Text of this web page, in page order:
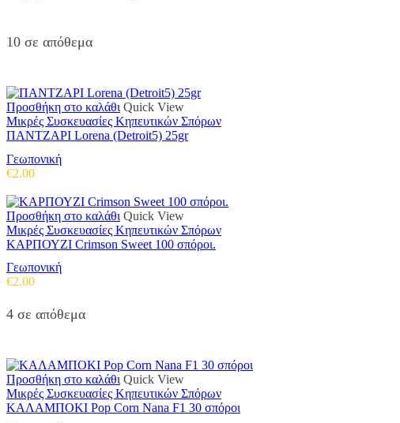
10 σε απόθεμα
Προσθήκη στο καλάθι Quick View
Μικρές Συσκευασίες Κηπευτικών Σπόρων
ΠΑΝΤΖΑΡΙ Lorena (Detroit5) 25gr
Γεωπονική
€2.00
Προσθήκη στο καλάθι Quick View
Μικρές Συσκευασίες Κηπευτικών Σπόρων
ΚΑΡΠΟΥΖΙ Crimson Sweet 100 σπόροι.
Γεωπονική
€2.00
4 σε απόθεμα
Προσθήκη στο καλάθι Quick View
Μικρές Συσκευασίες Κηπευτικών Σπόρων
ΚΑΛΑΜΠΟΚΙ Pop Corn Nana F1 30 σπόροι